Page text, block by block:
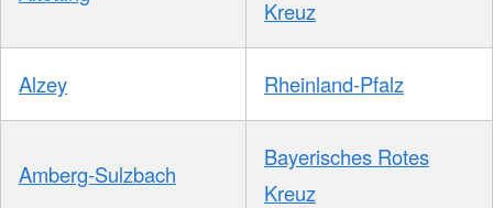
Kreuz
Alzey Rheinland-Pfalz
Amberg-Sulzbach
Bayerisches Rotes
Kreuz